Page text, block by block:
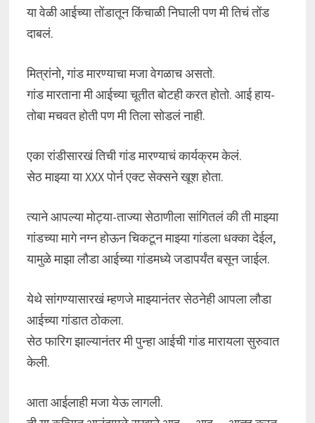
या वेळी आईच्या तोंडातून किंचाळी निघाली पण मी तिचं तोंड
दाबलं.
मित्रांनो, गांड मारण्याचा मजा वेगळाच असतो.
गांड मारताना मी आईच्या चूतीत बोटही करत होतो. आई हाय-
तोबा मचवत होती पण मी तिला सोडलं नाही.
एका रांडीसारखं तिची गांड मारण्याचं कार्यक्रम केलं.
सेठ माझ्या या XXX पोर्न एक्ट सेक्सने खूश होता.
त्याने आपल्या मोट्या-ताज्या सेठाणीला सांगितलं की ती माझ्या
गांडच्या मागे नग्न होऊन चिकटून माझ्या गांडला धक्का देईल,
यामुळे माझा लौडा आईच्या गांडमध्ये जडापर्यंत बसून जाईल.
येथे सांगण्यासारखं म्हणजे माझ्यानंतर सेठनेही आपला लौडा
आईच्या गांडात ठोकला.
सेठ फारिग झाल्यानंतर मी पुन्हा आईची गांड मारायला सुरुवात
केली.
आता आईलाही मजा येऊ लागली.